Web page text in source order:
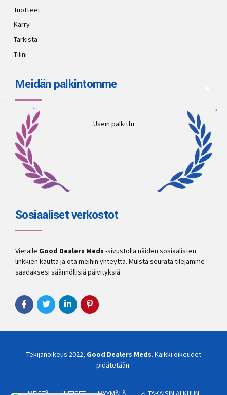
Tuotteet
Kärry
Tarkista
Tilini
Meidän palkintomme
Usein palkittu
Sosiaaliset verkostot
Vieraile Good Dealers Meds -sivustolla näiden sosiaalisten
linkkien kautta ja ota meihin yhteyttä. Muista seurata tilejämme
saadaksesi säännöllisiä päivityksiä.
Tekijänoikeus 2022, Good Dealers Meds. Kaikki oikeudet
pidätetään.